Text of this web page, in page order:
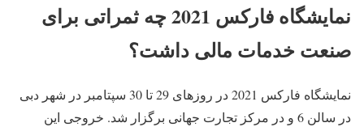
نمایشگاه فارکس 2021 چه ثمراتی برای
صنعت خدمات مالی داشت؟
نمایشگاه فارکس 2021 در روزهای 29 تا 30 سپتامبر در شهر دبی
در سالن 6 و در مرکز تجارت جهانی برگزار شد. خروجی این